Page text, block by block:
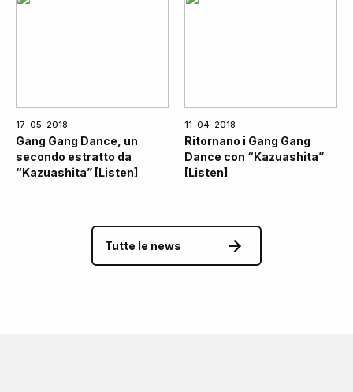
17-05-2018
Gang Gang Dance, un
secondo estratto da
“Kazuashita” [Listen]
11-04-2018
Ritornano i Gang Gang
Dance con “Kazuashita”
[Listen]
Tutte le news